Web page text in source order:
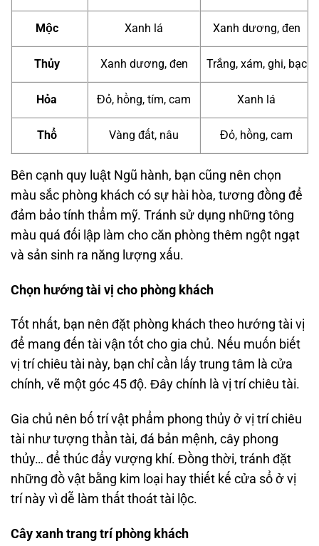
Mộc Xanh lá Xanh dương, đen
Thủy Xanh dương, đen Trắng, xám, ghi, bạc
Hỏa Đỏ, hồng, tím, cam Xanh lá
Thổ Vàng đất, nâu Đỏ, hồng, cam
Bên cạnh quy luật Ngũ hành, bạn cũng nên chọn
màu sắc phòng khách có sự hài hòa, tương đồng để
đảm bảo tính thẩm mỹ. Tránh sử dụng những tông
màu quá đối lập làm cho căn phòng thêm ngột ngạt
và sản sinh ra năng lượng xấu.
Chọn hướng tài vị cho phòng khách
Tốt nhất, bạn nên đặt phòng khách theo hướng tài vị
để mang đến tài vận tốt cho gia chủ. Nếu muốn biết
vị trí chiêu tài này, bạn chỉ cần lấy trung tâm là cửa
chính, vẽ một góc 45 độ. Đây chính là vị trí chiêu tài.
Gia chủ nên bố trí vật phẩm phong thủy ở vị trí chiêu
tài như tượng thần tài, đá bản mệnh, cây phong
thủy… để thúc đẩy vượng khí. Đồng thời, tránh đặt
những đồ vật bằng kim loại hay thiết kế cửa sổ ở vị
trí này vì dễ làm thất thoát tài lộc.
Cây xanh trang trí phòng khách